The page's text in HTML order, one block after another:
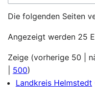
Die folgenden Seiten
Angezeigt werden 25
Zeige (vorherige 50
500)
Landkreis Helmstedt